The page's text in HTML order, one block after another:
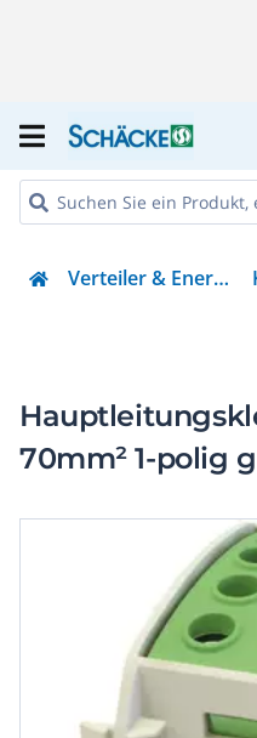
Verteiler & Energieverteilung
70mm² 1-polig